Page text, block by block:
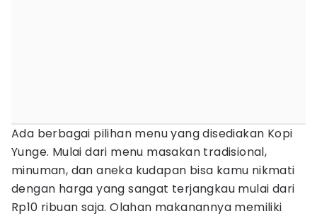
Ada berbagai pilihan menu yang disediakan Kopi
Yunge. Mulai dari menu masakan tradisional,
minuman, dan aneka kudapan bisa kamu nikmati
dengan harga yang sangat terjangkau mulai dari
Rp10 ribuan saja. Olahan makanannya memiliki